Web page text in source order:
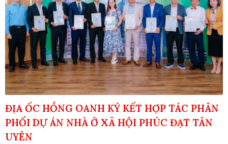
ĐỊA ỐC HỒNG OANH KÝ KẾT HỢP TÁC PHÂN
PHỐI DỰ ÁN NHÀ Ở XÃ HỘI PHÚC ĐẠT TÂN
UYÊN